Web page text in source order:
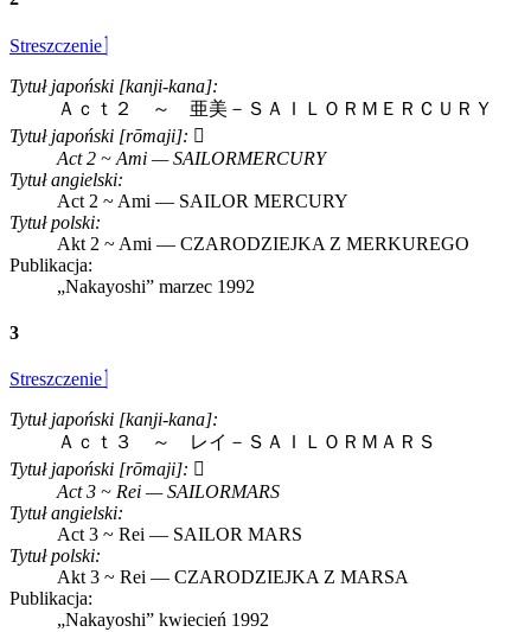
Streszczenie
Tytuł japoński [kanji-kana]:
Ａｃｔ２ ～ 亜美－ＳＡＩＬＯＲＭＥＲＣＵＲＹ
Tytuł japoński [rōmaji]:
Act 2 ~ Ami — SAILORMERCURY
Tytuł angielski:
Act 2 ~ Ami — SAILOR MERCURY
Tytuł polski:
Akt 2 ~ Ami — CZARODZIEJKA Z MERKUREGO
Publikacja:
„Nakayoshi” marzec 1992
3
Streszczenie
Tytuł japoński [kanji-kana]:
Ａｃｔ３ ～ レイ－ＳＡＩＬＯＲＭＡＲＳ
Tytuł japoński [rōmaji]:
Act 3 ~ Rei — SAILORMARS
Tytuł angielski:
Act 3 ~ Rei — SAILOR MARS
Tytuł polski:
Akt 3 ~ Rei — CZARODZIEJKA Z MARSA
Publikacja:
„Nakayoshi” kwiecień 1992